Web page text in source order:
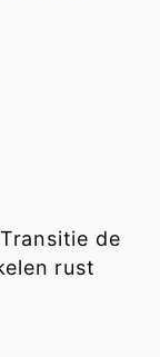
de
rust